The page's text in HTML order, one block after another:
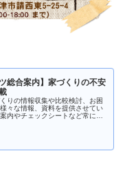
総合案内】家づくりの不安
りの情報収集や比較検討、お困
々な情報、資料を提供させてい
内やチェックシートなど常に新
良いかわ…